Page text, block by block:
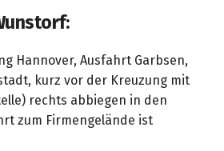
Hannover, Ausfahrt Garbsen,
kurz vor der Kreuzung mit
rechts abbiegen in den
zum Firmengelände ist